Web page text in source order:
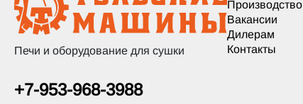
Печи и оборудование для сушки
+7-953-968-3988
Производство
Вакансии
Дилерам
Контакты